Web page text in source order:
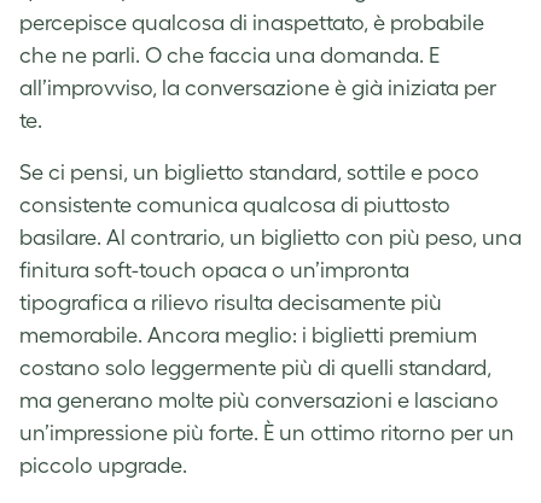
percepisce qualcosa di inaspettato, è probabile
che ne parli. O che faccia una domanda. E
all’improvviso, la conversazione è già iniziata per
te.
Se ci pensi, un biglietto standard, sottile e poco
consistente comunica qualcosa di piuttosto
basilare. Al contrario, un biglietto con più peso, una
finitura soft-touch opaca o un’impronta
tipografica a rilievo risulta decisamente più
memorabile. Ancora meglio: i biglietti premium
costano solo leggermente più di quelli standard,
ma generano molte più conversazioni e lasciano
un’impressione più forte. È un ottimo ritorno per un
piccolo upgrade.